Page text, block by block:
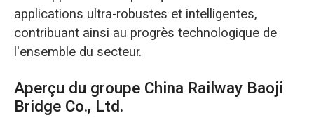
applications ultra-robustes et intelligentes,
contribuant ainsi au progrès technologique de
l'ensemble du secteur.
Aperçu du groupe China Railway Baoji
Bridge Co., Ltd.